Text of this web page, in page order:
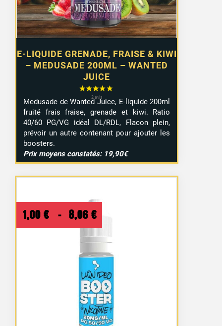
E-LIQUIDE GRENADE, FRAISE & KIWI
– MEDUSADE 200ML – WANTED
JUICE
Medusade de Wanted Juice, E-liquide 200ml
fruité frais fraise, grenade et kiwi. Ratio
40/60 PG/VG idéal DL/RDL, Flacon plein,
prévoir un autre contenant pour ajouter les
boosters.
Prix moyens constatés: 19,90€
1,00 € – 8,06 € Plage
de
prix :
1,00 €
à
8,06 €